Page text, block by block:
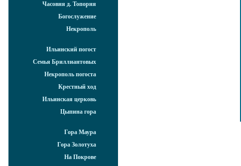
Часовня д. Топорня
Богослужение
Некрополь
Ильинский погост
Семья Бриллиантовых
Некрополь погоста
Крестный ход
Ильинская церковь
Цыпина гора
Гора Маура
Гора Золотуха
На Покрове